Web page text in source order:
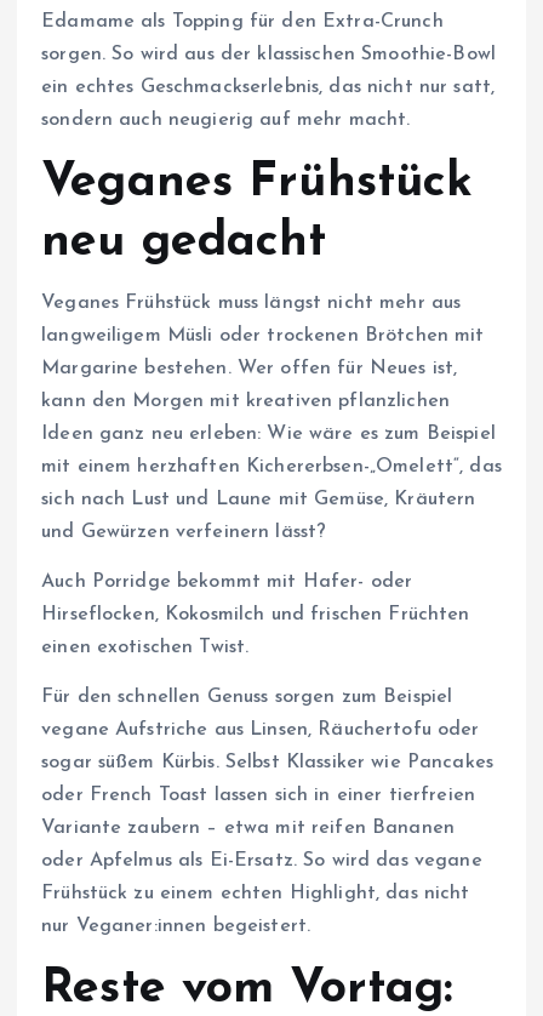
Edamame als Topping für den Extra-Crunch
sorgen. So wird aus der klassischen Smoothie-Bowl
ein echtes Geschmackserlebnis, das nicht nur satt,
sondern auch neugierig auf mehr macht.
Veganes Frühstück
neu gedacht
Veganes Frühstück muss längst nicht mehr aus
langweiligem Müsli oder trockenen Brötchen mit
Margarine bestehen. Wer offen für Neues ist,
kann den Morgen mit kreativen pflanzlichen
Ideen ganz neu erleben: Wie wäre es zum Beispiel
mit einem herzhaften Kichererbsen-„Omelett“, das
sich nach Lust und Laune mit Gemüse, Kräutern
und Gewürzen verfeinern lässt?
Auch Porridge bekommt mit Hafer- oder
Hirseflocken, Kokosmilch und frischen Früchten
einen exotischen Twist.
Für den schnellen Genuss sorgen zum Beispiel
vegane Aufstriche aus Linsen, Räuchertofu oder
sogar süßem Kürbis. Selbst Klassiker wie Pancakes
oder French Toast lassen sich in einer tierfreien
Variante zaubern – etwa mit reifen Bananen
oder Apfelmus als Ei-Ersatz. So wird das vegane
Frühstück zu einem echten Highlight, das nicht
nur Veganer:innen begeistert.
Reste vom Vortag: